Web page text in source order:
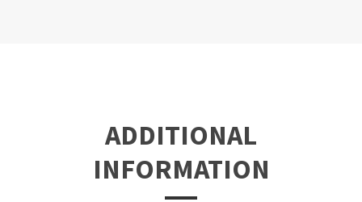
ADDITIONAL
INFORMATION